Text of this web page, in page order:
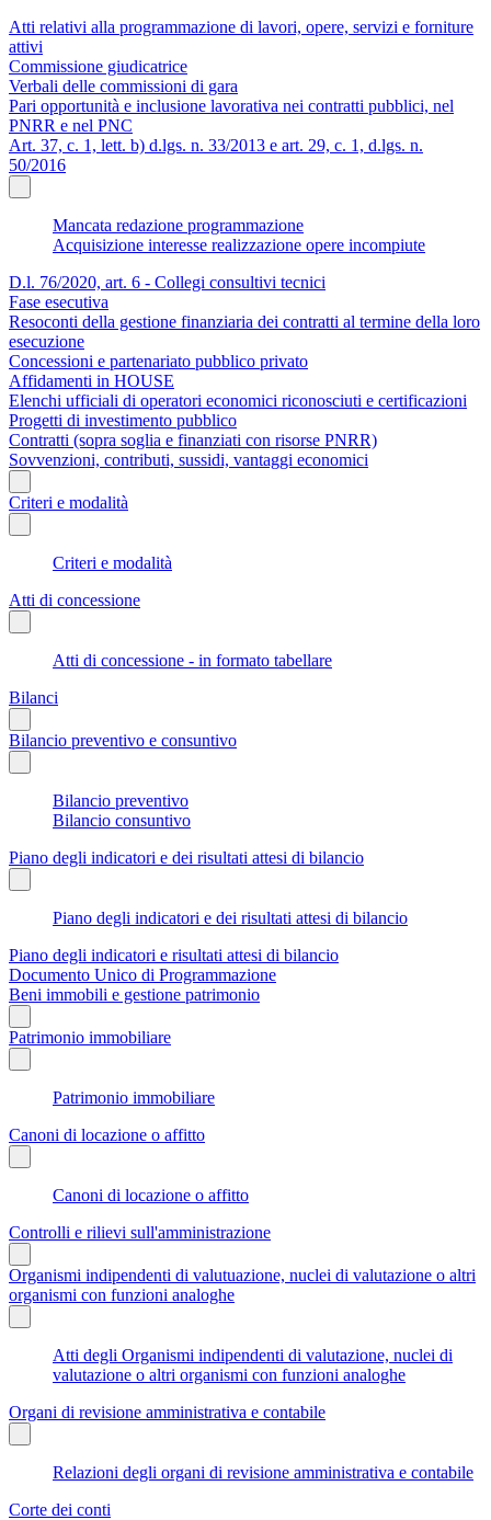
Atti relativi alla programmazione di lavori, opere, servizi e forniture
attivi
Commissione giudicatrice
Verbali delle commissioni di gara
Pari opportunità e inclusione lavorativa nei contratti pubblici, nel
PNRR e nel PNC
Art. 37, c. 1, lett. b) d.lgs. n. 33/2013 e art. 29, c. 1, d.lgs. n.
50/2016
Mancata redazione programmazione
Acquisizione interesse realizzazione opere incompiute
D.l. 76/2020, art. 6 - Collegi consultivi tecnici
Fase esecutiva
Resoconti della gestione finanziaria dei contratti al termine della loro
esecuzione
Concessioni e partenariato pubblico privato
Affidamenti in HOUSE
Elenchi ufficiali di operatori economici riconosciuti e certificazioni
Progetti di investimento pubblico
Contratti (sopra soglia e finanziati con risorse PNRR)
Sovvenzioni, contributi, sussidi, vantaggi economici
Criteri e modalità
Criteri e modalità
Atti di concessione
Atti di concessione - in formato tabellare
Bilanci
Bilancio preventivo e consuntivo
Bilancio preventivo
Bilancio consuntivo
Piano degli indicatori e dei risultati attesi di bilancio
Piano degli indicatori e dei risultati attesi di bilancio
Piano degli indicatori e risultati attesi di bilancio
Documento Unico di Programmazione
Beni immobili e gestione patrimonio
Patrimonio immobiliare
Patrimonio immobiliare
Canoni di locazione o affitto
Canoni di locazione o affitto
Controlli e rilievi sull'amministrazione
Organismi indipendenti di valutuazione, nuclei di valutazione o altri
organismi con funzioni analoghe
Atti degli Organismi indipendenti di valutazione, nuclei di
valutazione o altri organismi con funzioni analoghe
Organi di revisione amministrativa e contabile
Relazioni degli organi di revisione amministrativa e contabile
Corte dei conti